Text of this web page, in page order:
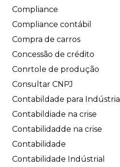
Compliance
Compliance contábil
Compra de carros
Concessão de crédito
Conrtole de produção
Consultar CNPJ
Contabildade para Indústria
Contabildiade na crise
Contabilidadde na crise
Contabilidade
Contabilidade Indústrial